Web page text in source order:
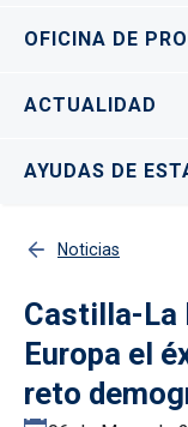
OFICINA DE
ACTUALIDAD
AYUDAS DE
Noticias
Castilla-La
Europa el
reto